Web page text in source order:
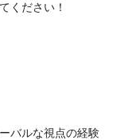
ください！
バルな視点の経験